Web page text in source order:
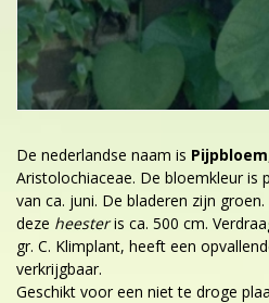
De nederlandse naam is Pijpbloem
Aristolochiaceae. De bloemkleur is
van ca. juni. De bladeren zijn
deze heesteris ca. 500 cm.
gr. C. Klimplant, heeft een
verkrijgbaar.
Geschikt voor een niet te droge